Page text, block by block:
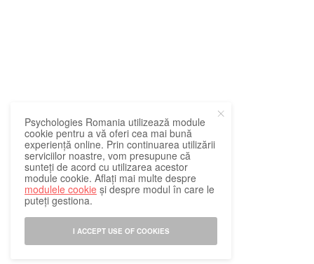
Psychologies Romania utilizează module
cookie pentru a vă oferi cea mai bună
experiență online. Prin continuarea utilizării
serviciilor noastre, vom presupune că
sunteți de acord cu utilizarea acestor
module cookie. Aflați mai multe despre
modulele cookie și despre modul în care le
puteți gestiona.
I ACCEPT USE OF COOKIES